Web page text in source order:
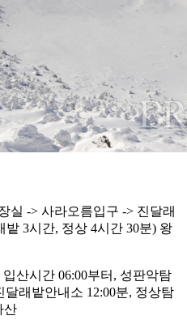
실 -> 사라오름입구 -> 진달래
3시간, 정상 4시간 30분) 왕
산시간 06:00부터, 성판악탐
달래밭안내소 12:00분, 정상탐
산